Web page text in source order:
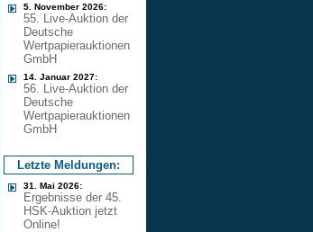
5. November 2026:
55. Live-Auktion der
Deutsche
Wertpapierauktionen
GmbH
14. Januar 2027:
56. Live-Auktion der
Deutsche
Wertpapierauktionen
GmbH
Letzte Meldungen:
31. Mai 2026:
Ergebnisse der 45.
HSK-Auktion jetzt
Online!